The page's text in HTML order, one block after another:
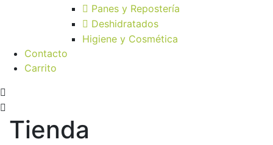
Panes y Repostería
Deshidratados
Higiene y Cosmética
Contacto
Carrito
Tienda